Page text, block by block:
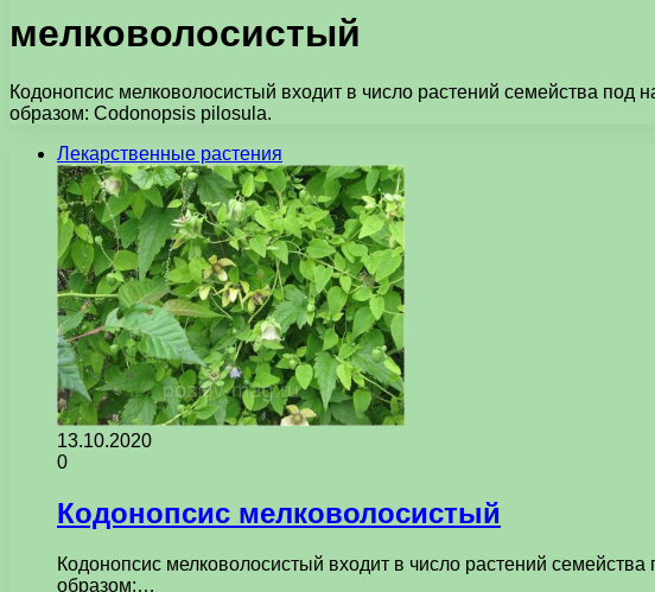
мелковолосистый
Кодонопсис мелковолосистый входит в число растений семейства под
образом: Codonopsis pilosula.
Лекарственные растения
13.10.2020
0
Кодонопсис мелковолосистый
Кодонопсис мелковолосистый входит в число растений
образом:…